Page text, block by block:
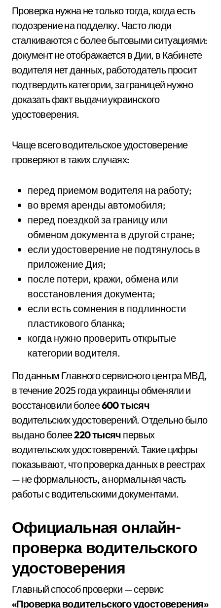
Проверка нужна не только тогда, когда есть
подозрение на подделку. Часто люди
сталкиваются с более бытовыми ситуациями:
документ не отображается в Дии, в Кабинете
водителя нет данных, работодатель просит
подтвердить категории, за границей нужно
доказать факт выдачи украинского
удостоверения.
Чаще всего водительское удостоверение
проверяют в таких случаях:
перед приемом водителя на работу;
во время аренды автомобиля;
перед поездкой за границу или
обменом документа в другой стране;
если удостоверение не подтянулось в
приложение Дия;
после потери, кражи, обмена или
восстановления документа;
если есть сомнения в подлинности
пластикового бланка;
когда нужно проверить открытые
категории водителя.
По данным Главного сервисного центра МВД,
в течение 2025 года украинцы обменяли и
восстановили более600 тысяч
водительских удостоверений. Отдельно было
выдано более220 тысяч первых
водительских удостоверений. Такие цифры
показывают, что проверка данных в реестрах
— не формальность, а нормальная часть
работы с водительскими документами.
Официальная онлайн-
проверка водительского
удостоверения
Главный способ проверки — сервис
«Проверка водительского удостоверения»